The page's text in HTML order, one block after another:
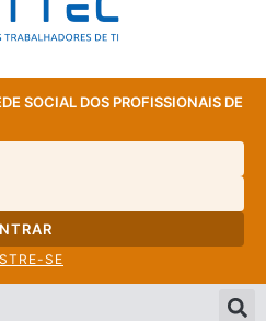
SOCIAL DOS PROFISSIONAIS DE
SE